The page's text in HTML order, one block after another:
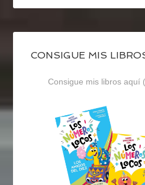
CONSIGUE MIS
Consigue mis libros aquí